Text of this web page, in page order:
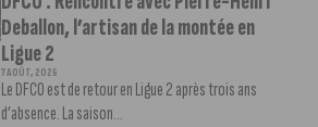
Deballon, l’artisan de la montée en
Ligue 2
7 AOÛT, 2026
Le DFCO est de retour en Ligue 2 après trois ans
d’absence. La saison...